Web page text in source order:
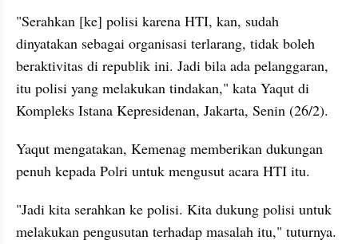
"Serahkan [ke] polisi karena HTI, kan, sudah
dinyatakan sebagai organisasi terlarang, tidak boleh
beraktivitas di republik ini. Jadi bila ada pelanggaran,
itu polisi yang melakukan tindakan," kata Yaqut di
Kompleks Istana Kepresidenan, Jakarta, Senin (26/2).
Yaqut mengatakan, Kemenag memberikan dukungan
penuh kepada Polri untuk mengusut acara HTI itu.
"Jadi kita serahkan ke polisi. Kita dukung polisi untuk
melakukan pengusutan terhadap masalah itu," tuturnya.